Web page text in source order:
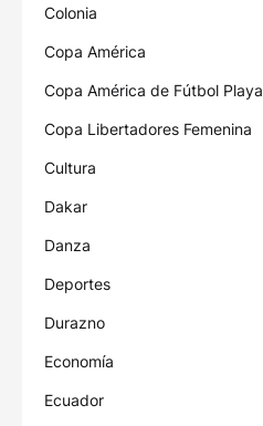
Colonia
Copa América
Copa América de Fútbol Playa
Copa Libertadores Femenina
Cultura
Dakar
Danza
Deportes
Durazno
Economía
Ecuador